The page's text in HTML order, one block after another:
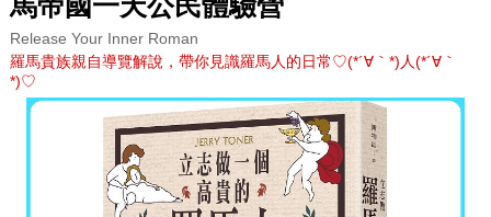
Release Your Inner Roman
羅馬貴族親自導覽解說，帶你見識羅馬人的日常♡(*´∀｀*)人(*´∀｀
*)♡